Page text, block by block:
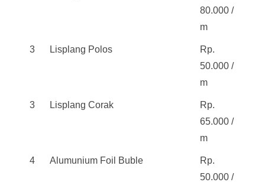
80.000 /
m
3 Lisplang Polos
Rp.
50.000 /
m
3 Lisplang Corak
Rp.
65.000 /
m
4 Alumunium Foil Buble
Rp.
50.000 /